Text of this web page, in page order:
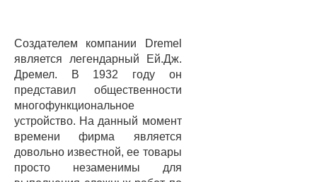
Создателем компании Dremel
является легендарный Ей.Дж.
Дремел. В 1932 году он
представил общественности
многофункциональное
устройство. На данный момент
времени фирма является
довольно известной, ее товары
просто незаменимы для